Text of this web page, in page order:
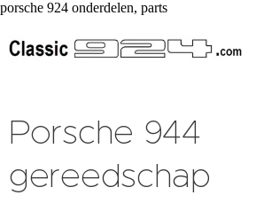
porsche 924 onderdelen, parts
Porsche 944
gereedschap